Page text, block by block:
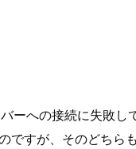
ーへの接続に失敗し
すが、そのどちら